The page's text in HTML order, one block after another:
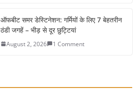
ऑफबीट समर डेस्टिनेशन: गर्मियों के लिए 7 बेहतरीन
ठंडी जगहें – भीड़ से दूर छुट्टियां
August 2, 2026 1 Comment